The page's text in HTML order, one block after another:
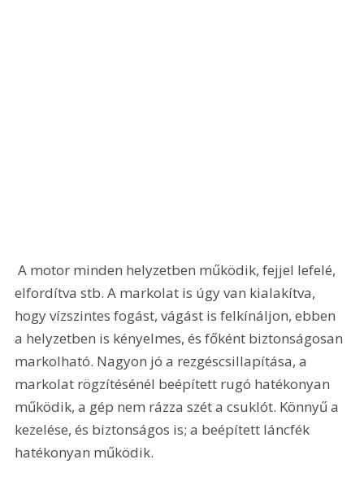
A motor minden helyzetben működik, fejjel lefelé,
elfordítva stb. A markolat is úgy van kialakítva,
hogy vízszintes fogást, vágást is felkínáljon, ebben
a helyzetben is kényelmes, és főként biztonságosan
markolható. Nagyon jó a rezgéscsillapítása, a
markolat rögzítésénél beépített rugó hatékonyan
működik, a gép nem rázza szét a csuklót. Könnyű a
kezelése, és biztonságos is; a beépített láncfék
hatékonyan működik.